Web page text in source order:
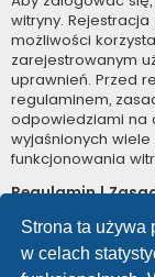
Strona ta używa
w celach
witryny.
możliwości
zarejestrowanym
uprawnień. Przed
regulaminem,
odpowiedziami na
wyjaśnionych
funkcjonowania
Regulamin|
Zarejestruj się